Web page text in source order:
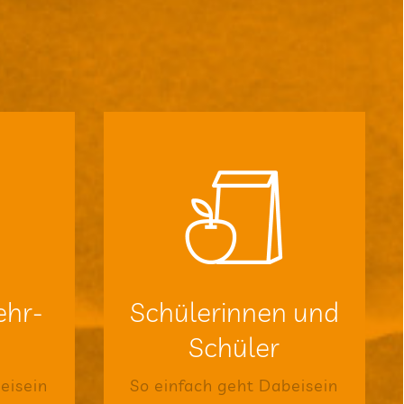
–
Schü­le­rin­nen und
Schüler
So ein­fach geht Dabeisein
Gemein­sam wei­
ter kom­men –
mit Spaß beim
Lernen
Alle Infos für Jugendliche
auf einen Blick